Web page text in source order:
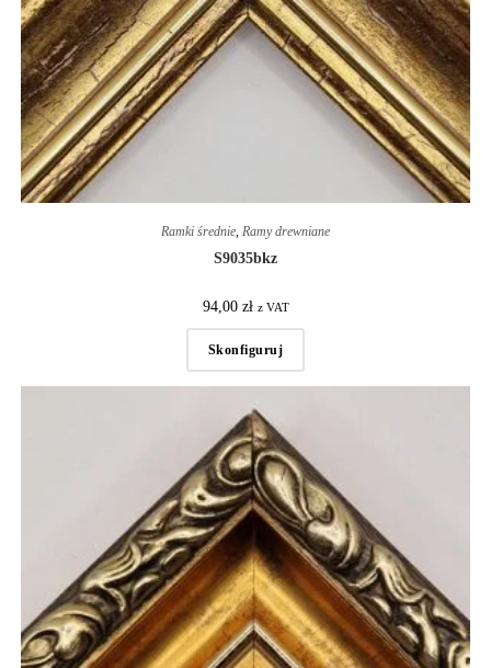
Ramki średnie, Ramy drewniane
S9035bkz
94,00 zł z VAT
Skonfiguruj